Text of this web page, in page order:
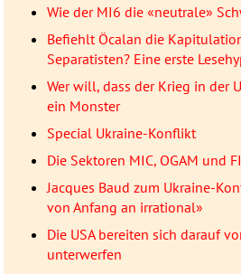
Wie der MI6 die «neutrale»
Befiehlt Öcalan die
Separatisten? Eine erste
Wer will, dass der Krieg in der
ein Monster
Special Ukraine-Konflikt
Die Sektoren MIC, OGAM und
Jacques Baud zum Ukraine-
von Anfang an irrational»
Die USA bereiten sich darauf
unterwerfen